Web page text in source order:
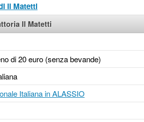
Il Matetti
Il Matetti
di 20 euro (senza bevande)
Italiana in ALASSIO